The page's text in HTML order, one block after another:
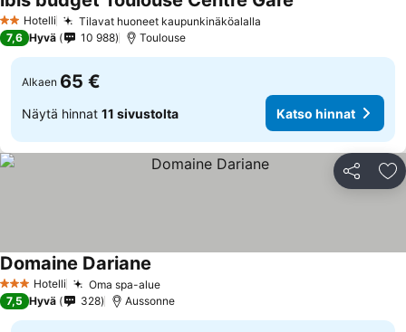
2 Tähtiluokitus
Hotelli Tilavat huoneet kaupunkinäköalalla
7,6 Hyvä 10 988 Toulouse
Alkaen 65 €
Näytä hinnat 11 sivustolta Katso hinnat
Jaa
3 Tähtiluokitus
Hotelli Oma spa-alue
Domaine Dariane
7,5 Hyvä 328 Aussonne